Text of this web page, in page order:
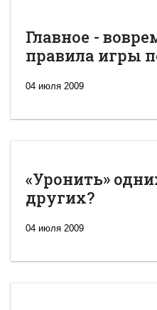
Главное -
правила игры
04 июля 2009
«Уронить»
других?
04 июля 2009